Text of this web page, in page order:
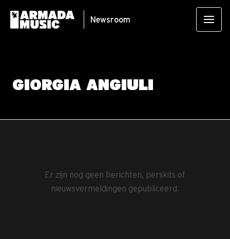
Newsroom
GIORGIA ANGIULI
Er zijn nog geen berichten, perskits of
nieuwsvermeldingen gepubliceerd.